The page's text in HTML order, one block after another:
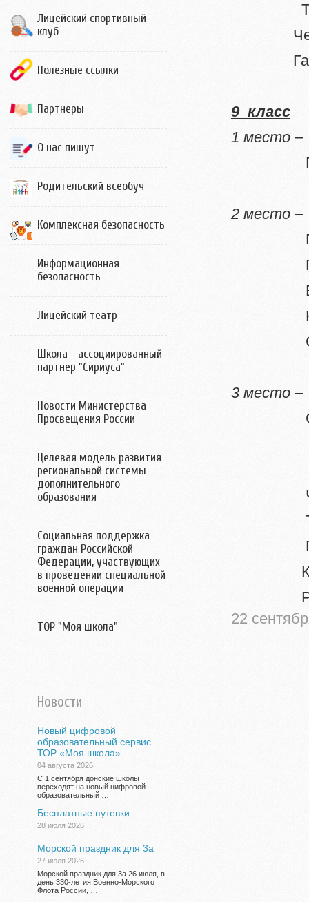
Лицейский спортивный
клуб
Полезные ссылки
Партнеры
О нас пишут
Родительский всеобуч
Комплексная безопасность
Информационная
безопасность
Лицейский театр
Школа - ассоциированный
партнер "Сириуса"
Новости Министерства
Просвещения России
Целевая модель развития
региональной системы
дополнительного
образования
Социальная поддержка
граждан Российской
Федерации, участвующих
в проведении специальной
военной операции
ТОР "Моя школа"
Новости
Новый цифровой
образовательный сервис
ТОР «Моя школа»
04 августа 2026
С 1 сентября донские школы
переходят на новый цифровой
образовательный …
Бесплатные путевки
28 июля 2026
Морской праздник для 3а
27 июля 2026
Морской праздник для 3а 26 июля, в
день 330-летия Военно-Морского
Флота России, …
9 класс
1 место
2 место
3 место
22